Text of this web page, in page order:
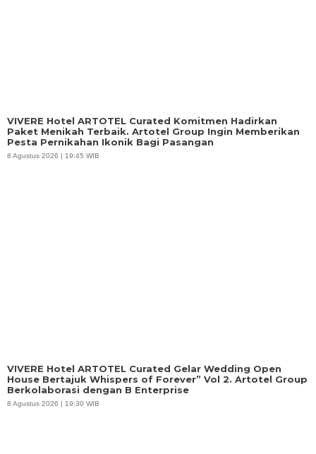
VIVERE Hotel ARTOTEL Curated Komitmen Hadirkan
Paket Menikah Terbaik. Artotel Group Ingin Memberikan
Pesta Pernikahan Ikonik Bagi Pasangan
8 Agustus 2026 | 19:45 WIB
VIVERE Hotel ARTOTEL Curated Gelar Wedding Open
House Bertajuk Whispers of Forever” Vol 2. Artotel Group
Berkolaborasi dengan B Enterprise
8 Agustus 2026 | 19:30 WIB